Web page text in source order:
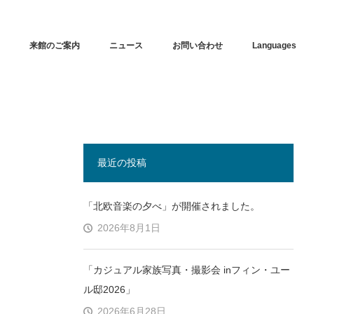
来館のご案内 ニュース お問い合わせ Languages
最近の投稿
「北欧音楽の夕べ」が開催されました。
2026年8月1日
「カジュアル家族写真・撮影会 inフィン・ユー
ル邸2026」
2026年6月28日